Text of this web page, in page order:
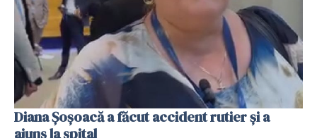
Diana Șoșoacă a făcut accident rutier și a
ajuns la spital